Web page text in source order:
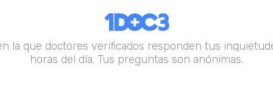
la que doctores verificados responden tus
horas del día. Tus preguntas son anónimas.